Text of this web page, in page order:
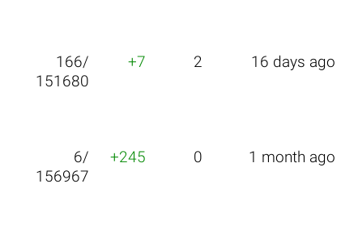
166/
151680
+7 2 16 days ago
6/
156967
+245 0 1 month ago